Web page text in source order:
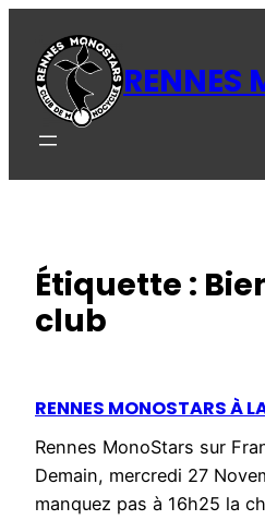
contenu
RENNES
Étiquette :
club
RENNES MONOSTARS À
Rennes MonoStars sur
Demain, mercredi 27
manquez pas à 16h25 la